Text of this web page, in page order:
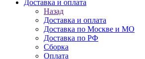
Доставка и оплата
Назад
Доставка и оплата
Доставка по Москве и МО
Доставка по РФ
Сборка
Оплата